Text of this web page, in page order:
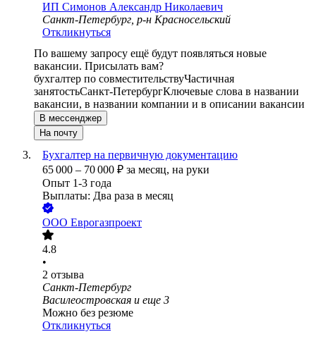
ИП Симонов Александр Николаевич
Санкт-Петербург, р-н Красносельский
Откликнуться
По вашему запросу ещё будут появляться новые
вакансии. Присылать вам?
бухгалтер по совместительствуЧастичная
занятостьСанкт-ПетербургКлючевые слова в названии
вакансии, в названии компании и в описании вакансии
В мессенджер
На почту
Бухгалтер на первичную документацию
65 000 – 70 000 ₽ за месяц, на руки
Опыт 1-3 года
Выплаты: Два раза в месяц
ООО Еврогазпроект
4.8
•
2 отзыва
Санкт-Петербург
Василеостровская и еще 3
Можно без резюме
Откликнуться